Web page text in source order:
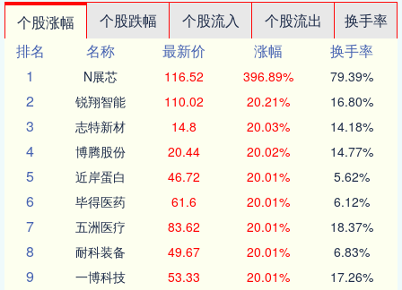
个股涨幅 个股跌幅 个股流入 个股流出
换手率
排名
名称 最新价 涨幅
换手率
1
N展芯 116.52 396.89% 79.39%
2 锐翔智能 110.02 20.21% 16.80%
3 志特新材 14.8 20.03% 14.18%
4 博腾股份 20.44 20.02% 14.77%
5 近岸蛋白 46.72 20.01% 5.62%
6 毕得医药 61.6 20.01% 6.12%
7 五洲医疗 83.62 20.01% 18.37%
8 耐科装备 49.67 20.01% 6.83%
9 一博科技 53.33 20.01% 17.26%